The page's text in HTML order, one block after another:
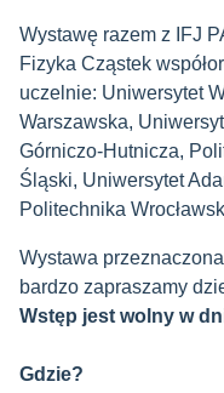
Wystawę razem z IFJ
Fizyka Cząstek
uczelnie: Uniwersytet
Warszawska,
Górniczo-Hutnicza,
Śląski, Uniwersytet
Politechnika
Wystawa
bardzo zapraszamy
Wstęp jest wolny w
Gdzie?